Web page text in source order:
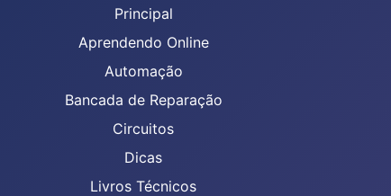
Principal
Aprendendo Online
Automação
Bancada de Reparação
Circuitos
Dicas
Livros Técnicos